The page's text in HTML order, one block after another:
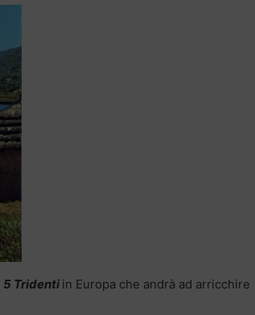
5 Tridenti in Europa che andrà ad arricchire